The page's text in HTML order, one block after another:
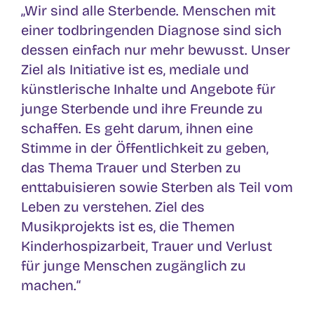
„Wir sind alle Sterbende. Menschen mit
einer todbringenden Diagnose sind sich
dessen einfach nur mehr bewusst. Unser
Ziel als Initiative ist es, mediale und
künstlerische Inhalte und Angebote für
junge Sterbende und ihre Freunde zu
schaffen. Es geht darum, ihnen eine
Stimme in der Öffentlichkeit zu geben,
das Thema Trauer und Sterben zu
enttabuisieren sowie Sterben als Teil vom
Leben zu verstehen. Ziel des
Musikprojekts ist es, die Themen
Kinderhospizarbeit, Trauer und Verlust
für junge Menschen zugänglich zu
machen.“